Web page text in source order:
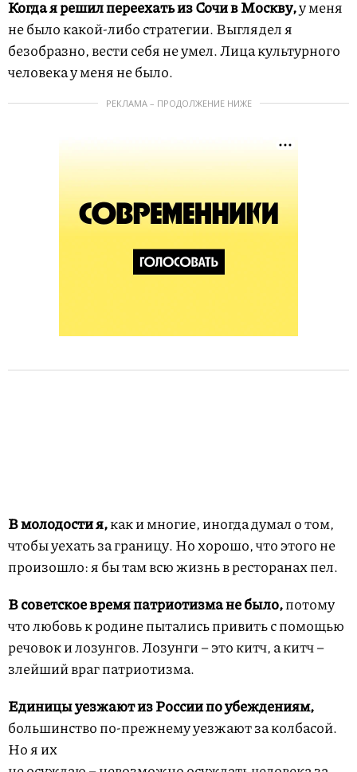
Когда я решил переехать из Сочи в Москву,у меня
не было какой-либо стратегии. Выглядел я
безобразно, вести себя не умел. Лица культурного
человека у меня не было.
РЕКЛАМА – ПРОДОЛЖЕНИЕ НИЖЕ
В молодости я,как и многие, иногда думал о том,
чтобы уехать за границу. Но хорошо, что этого не
произошло: я бы там всю жизнь в ресторанах пел.
В советское время патриотизма не было,потому
что любовь к родине пытались привить с помощью
речовок и лозунгов. Лозунги – это китч, а китч –
злейший враг патриотизма.
Единицы уезжают из России по убеждениям,
большинство по-прежнему уезжают за колбасой.
Но я их